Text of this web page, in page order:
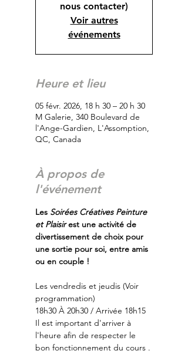
nous contacter)
Voir autres
événements
Heure et lieu
05 févr. 2026, 18 h 30 – 20 h 30
M Galerie, 340 Boulevard de
l'Ange-Gardien, L'Assomption,
QC, Canada
À propos de
l'événement
Les Soirées Créatives Peinture
et Plaisir est une activité de
divertissement de choix pour
une sortie pour soi, entre amis
ou en couple !
Les vendredis et jeudis (Voir
programmation)
18h30 À 20h30 / Arrivée 18h15
Il est important d'arriver à
l'heure afin de respecter le
bon fonctionnement du cours .